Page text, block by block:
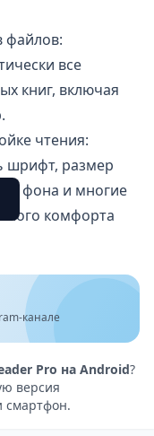
файлов:
все
книг, включая
чтения:
шрифт, размер
фона и многие
комфорта
и ogg, а также
и таймер
оглавление,
странице.
канале
Pro на Android?
версия
смартфон.